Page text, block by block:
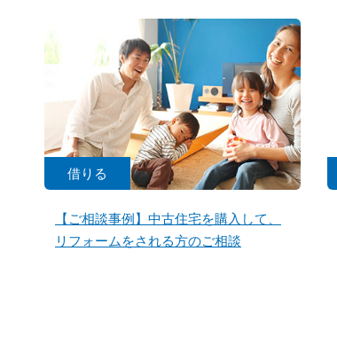
借りる
【ご相談事例】中古住宅を購入して、
リフォームをされる方のご相談